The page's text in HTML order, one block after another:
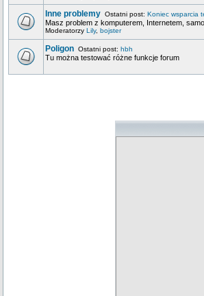
Inne problemy Ostatni post: Koniec wsparcia
Masz problem z komputerem, Internetem,
Moderatorzy Lily, bojster
Poligon Ostatni post: hbh
Tu można testować różne funkcje forum